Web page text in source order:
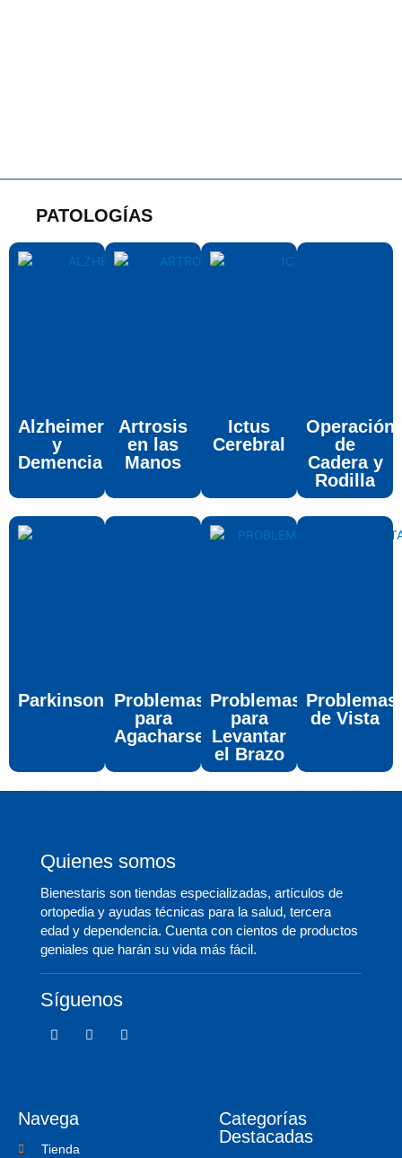
PATOLOGÍAS
Alzheimer
y
Demencia
Artrosis
en las
Manos
Ictus
Cerebral
Operación
de
Cadera y
Rodilla
Parkinson Problemas
para
Agacharse
Problemas
para
Levantar
el Brazo
Problemas
de Vista
Quienes somos
Bienestaris son tiendas especializadas, artículos de
ortopedia y ayudas técnicas para la salud, tercera
edad y dependencia. Cuenta con cientos de productos
geniales que harán su vida más fácil.
Síguenos
F
a
k
f
T
w
I
c
Navega
Tienda
Categorías
Destacadas